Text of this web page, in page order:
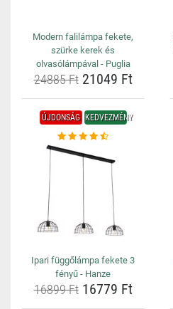
Modern falilámpa fekete,
szürke kerek és
olvasólámpával - Puglia
24885 Ft21049 Ft
ÚJDONSÁG KEDVEZMÉNY
Ipari függőlámpa fekete 3
fényű - Hanze
16899 Ft16779 Ft